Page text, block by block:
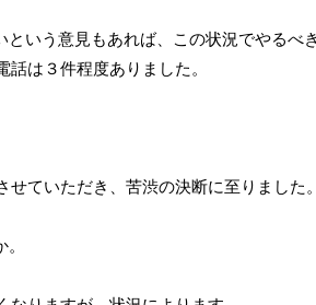
という意見もあれば、この状況でやる
は３件程度ありました。
ていただき、苦渋の決断に至りました。